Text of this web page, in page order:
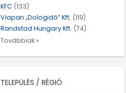
KFC (133)
Viapan „Dologidő” Kft. (119)
Randstad Hungary Kft. (74)
Továbbiak »
TELEPÜLÉS / RÉGIÓ